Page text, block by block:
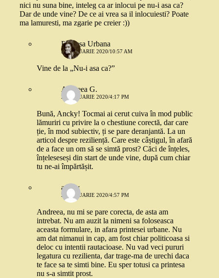
nici nu suna bine, inteleg ca ar inlocui pe nu-i asa ca?
Dar de unde vine? De ce ai vrea sa il inlocuiesti? Poate
ma lamuresti, ma zgarie pe creier :))
Printesa Urbana
21 IANUARIE 2020/10:57 AM
Vine de la „Nu-i asa ca?”
Andreea G.
21 IANUARIE 2020/4:17 PM
Bună, Ancky! Tocmai ai cerut cuiva în mod public
lămuriri cu privire la o chestiune corectă, dar care
ție, în mod subiectiv, ți se pare deranjantă. La un
articol despre reziliență. Care este câștigul, în afară
de a face un om să se simtă prost? Căci de înțeles,
înțeleseseși din start de unde vine, după cum chiar
tu ne-ai împărtășit.
ancky
21 IANUARIE 2020/4:57 PM
Andreea, nu mi se pare corecta, de asta am
intrebat. Nu am auzit la nimeni sa foloseasca
aceasta formulare, in afara printesei urbane. Nu
am dat nimanui in cap, am fost chiar politicoasa si
deloc cu intentii rautacioase. Nu vad veci pururi
legatura cu rezilienta, dar trage-ma de urechi daca
te face sa te simti bine. Eu sper totusi ca printesa
nu s-a simtit prost.